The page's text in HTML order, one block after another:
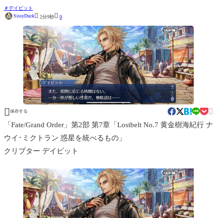
デイビット
SissyDuck 2分9秒 0
 保存する 
「Fate/Grand Order」第2部 第7章「Lostbelt No.7 黄金樹海紀行 ナ
ウイ･ミクトラン 惑星を統べるもの」
クリプター デイビット